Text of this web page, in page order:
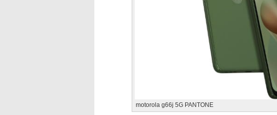
motorola g66j 5G PANTONE